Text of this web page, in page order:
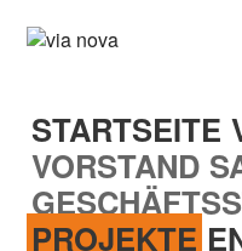
STARTSEITE
VORSTAND
PROJEKTE